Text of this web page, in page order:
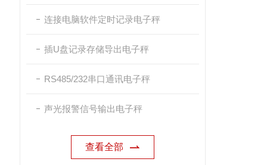
连接电脑软件定时记录电子秤
插U盘记录存储导出电子秤
RS485/232串口通讯电子秤
声光报警信号输出电子秤
查看全部